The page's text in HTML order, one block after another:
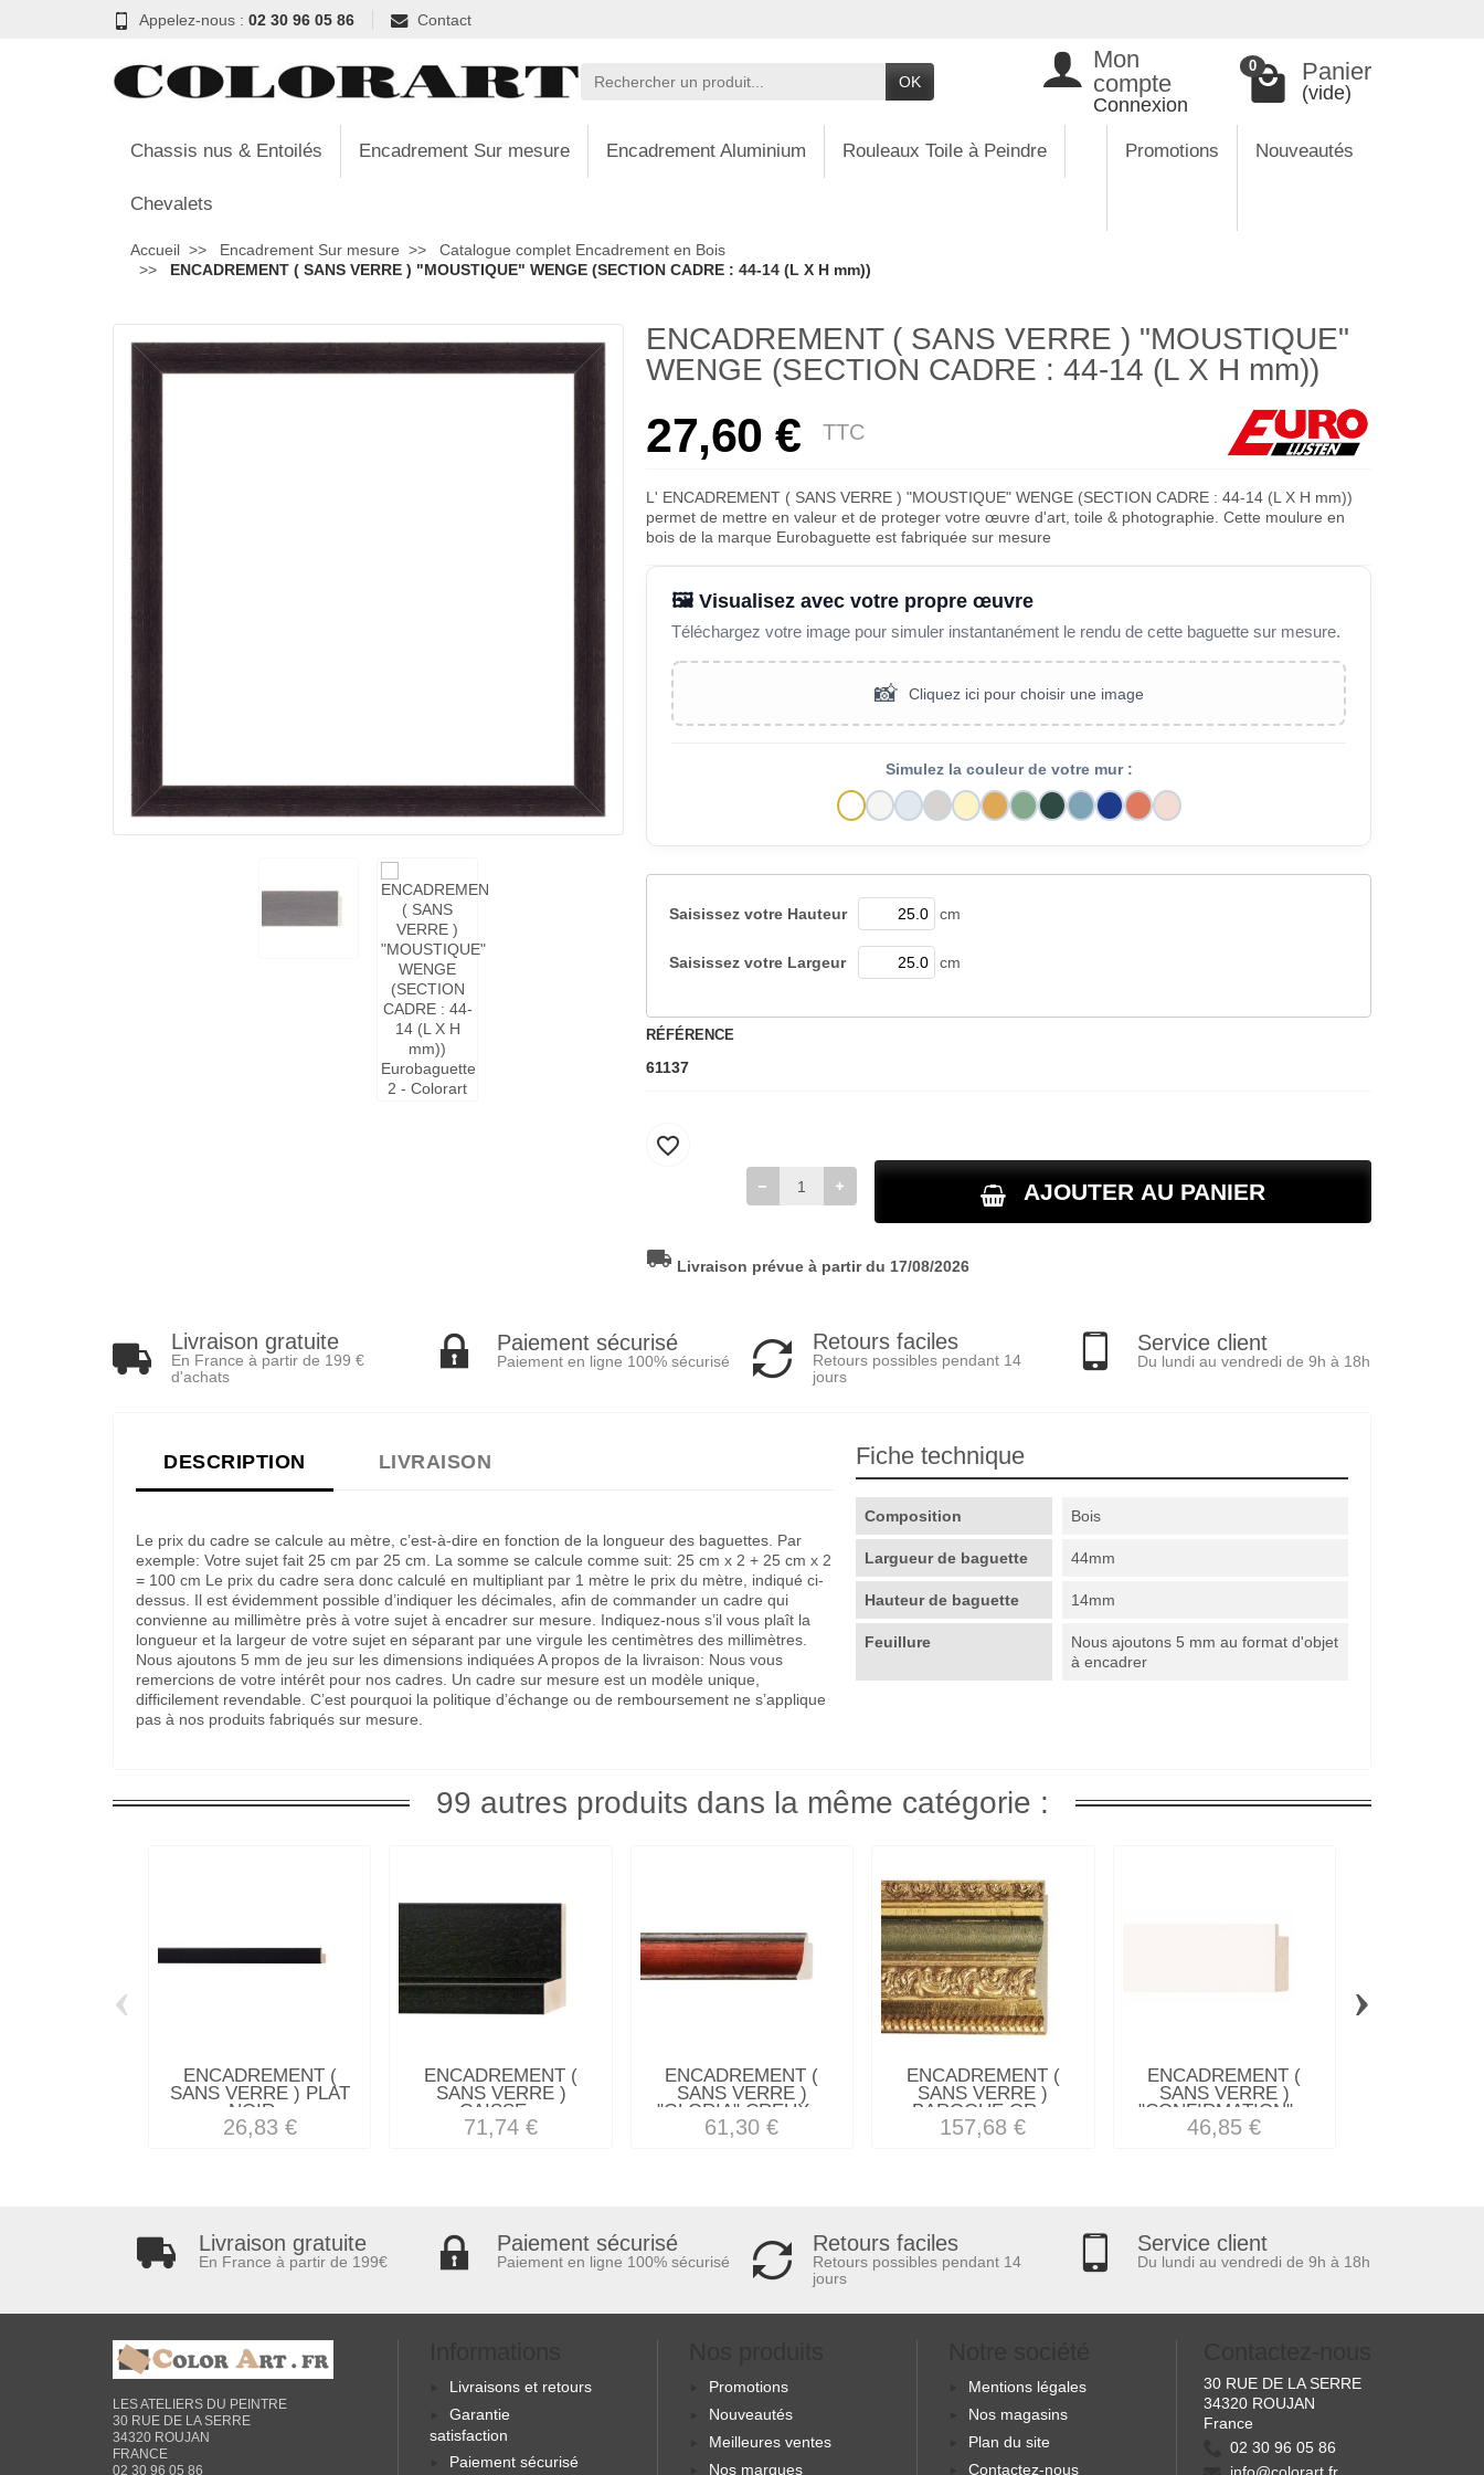
Appelez-nous : 02 30 96 05 86 Contact
OK
Mon
compte
Connexion
0 Panier
(vide)
Chassis nus & Entoilés Encadrement Sur mesure Encadrement Aluminium Rouleaux Toile à Peindre
Chevalets
Promotions Nouveautés
Accueil Encadrement Sur mesure
Catalogue complet Encadrement en Bois
ENCADREMENT ( SANS VERRE ) "MOUSTIQUE" WENGE (SECTION CADRE : 44-14 (L X H mm))
ENCADREMENT ( SANS VERRE ) "MOUSTIQUE"
WENGE (SECTION CADRE : 44-14 (L X H mm))
27,60 € TTC
L' ENCADREMENT ( SANS VERRE ) "MOUSTIQUE" WENGE (SECTION CADRE : 44-14 (L X H mm))
permet de mettre en valeur et de proteger votre œuvre d'art, toile & photographie. Cette moulure en
bois de la marque Eurobaguette est fabriquée sur mesure
🖼️ Visualisez avec votre propre œuvre
Téléchargez votre image pour simuler instantanément le rendu de cette baguette sur mesure.
📸 Cliquez ici pour choisir une image
Simulez la couleur de votre mur :
Saisissez votre Hauteur cm
Saisissez votre Largeur cm
RÉFÉRENCE
61137
AJOUTER AU PANIER
favorite_border
local_shipping Livraison prévue à partir du 17/08/2026
Livraison gratuite
En France à partir de 199 €
d'achats
Paiement sécurisé
Paiement en ligne 100% sécurisé
Retours faciles
Retours possibles pendant 14
jours
Service client
Du lundi au vendredi de 9h à 18h
DESCRIPTION LIVRAISON
Le prix du cadre se calcule au mètre, c’est-à-dire en fonction de la longueur des baguettes. Par
exemple: Votre sujet fait 25 cm par 25 cm. La somme se calcule comme suit: 25 cm x 2 + 25 cm x 2
= 100 cm Le prix du cadre sera donc calculé en multipliant par 1 mètre le prix du mètre, indiqué ci-
dessus. Il est évidemment possible d’indiquer les décimales, afin de commander un cadre qui
convienne au millimètre près à votre sujet à encadrer sur mesure. Indiquez-nous s’il vous plaît la
longueur et la largeur de votre sujet en séparant par une virgule les centimètres des millimètres.
Nous ajoutons 5 mm de jeu sur les dimensions indiquées A propos de la livraison: Nous vous
remercions de votre intérêt pour nos cadres. Un cadre sur mesure est un modèle unique,
difficilement revendable. C’est pourquoi la politique d’échange ou de remboursement ne s’applique
pas à nos produits fabriqués sur mesure.
Fiche technique
Composition Bois
Largueur de baguette 44mm
Hauteur de baguette 14mm
Feuillure
Nous ajoutons 5 mm au format d'objet
à encadrer
99 autres produits dans la même catégorie :
ENCADREMENT (
SANS VERRE ) PLAT
NOIR...
26,83 €
ENCADREMENT (
SANS VERRE )
CAISSE...
71,74 €
ENCADREMENT (
SANS VERRE )
"GLORIA" CREUX...
61,30 €
ENCADREMENT (
SANS VERRE )
BAROQUE OR...
157,68 €
ENCADREMENT (
SANS VERRE )
"CONFIRMATION"...
46,85 €
‹ ›
Livraison gratuite
En France à partir de 199€
Paiement sécurisé
Paiement en ligne 100% sécurisé
Retours faciles
Retours possibles pendant 14
jours
Service client
Du lundi au vendredi de 9h à 18h
LES ATELIERS DU PEINTRE
30 RUE DE LA SERRE
34320 ROUJAN
FRANCE
02 30 96 05 86
Livraisons et retours
Garantie
satisfaction
Paiement sécurisé
Promotions
Nouveautés
Meilleures ventes
Nos marques
Mentions légales
Nos magasins
Plan du site
Contactez-nous
30 RUE DE LA SERRE
34320 ROUJAN
France
02 30 96 05 86